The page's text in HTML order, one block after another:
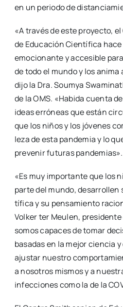
en un perio­do de
«A tra­vés de este pro­yec­to,
de Edu­ca­ción Cien­tí­fi­ca
emo­cio­nan­te y acce­si­ble
de todo el mun­do y los
dijo la Dra. Soum­ya
de la OMS. «Habi­da cuen­ta
ideas erró­neas que están
que los niños y los jóve­nes
le­za de esta pan­de­mia y lo
pre­ve­nir futu­ras pan­de­mias».
«Es muy impor­tan­te que los
par­te del mun­do,
tí­fi­ca y su pen­sa­mien­to
Vol­ker ter Meu­len, pre­si­den­te
somos capa­ces de tomar
basa­das en la mejor cien­cia
ajus­tar nues­tro
a noso­tros mis­mos y a
infec­cio­nes como la de la